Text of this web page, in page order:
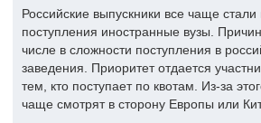
Российские выпускники все чаще
поступления иностранные вузы.
числе в сложности поступления в
заведения. Приоритет отдается
тем, кто поступает по квотам. Из-за
чаще смотрят в сторону Европы или